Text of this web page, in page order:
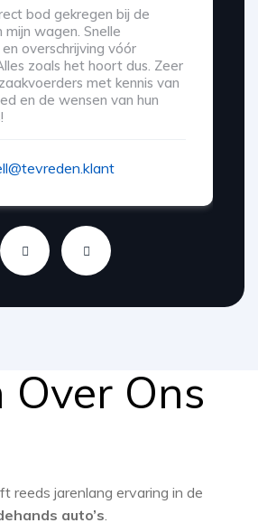
bod gekregen bij de
mijn wagen. Snelle
overschrijving vóór
zoals het hoort dus. Zeer
met kennis van
en de wensen van hun
Over Ons
reeds jarenlang ervaring in de
auto’s